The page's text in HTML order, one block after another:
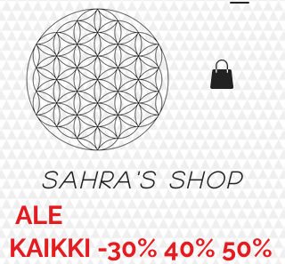
Sahra's shop
ALE
KAIKKI -30% 40% 50%